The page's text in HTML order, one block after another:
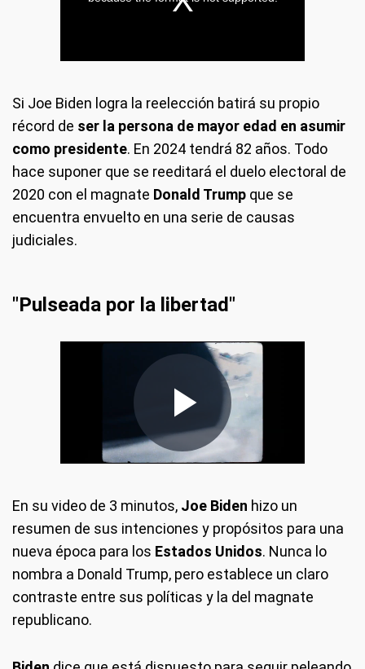
Si Joe Biden logra la reelección batirá su propio
récord de ser la persona de mayor edad en asumir
como presidente. En 2024 tendrá 82 años. Todo
hace suponer que se reeditará el duelo electoral de
2020 con el magnate Donald Trump que se
encuentra envuelto en una serie de causas
judiciales.
"Pulseada por la libertad"
En su video de 3 minutos, Joe Biden hizo un
resumen de sus intenciones y propósitos para una
nueva época para los Estados Unidos. Nunca lo
nombra a Donald Trump, pero establece un claro
contraste entre sus políticas y la del magnate
republicano.